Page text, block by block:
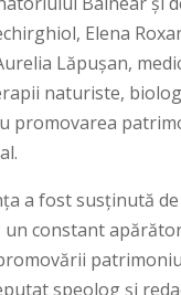
Elena
Lăpușan,
naturiste,
promovarea
a fost susținută
un constant
speolog și